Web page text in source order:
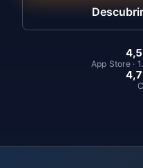
4,5
App Store ·
4,7